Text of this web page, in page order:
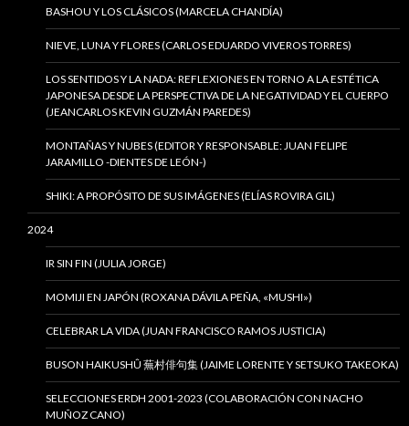
BASHOU Y LOS CLÁSICOS (MARCELA CHANDÍA)
NIEVE, LUNA Y FLORES (CARLOS EDUARDO VIVEROS TORRES)
LOS SENTIDOS Y LA NADA: REFLEXIONES EN TORNO A LA ESTÉTICA
JAPONESA DESDE LA PERSPECTIVA DE LA NEGATIVIDAD Y EL CUERPO
(JEANCARLOS KEVIN GUZMÁN PAREDES)
MONTAÑAS Y NUBES (EDITOR Y RESPONSABLE: JUAN FELIPE
JARAMILLO -DIENTES DE LEÓN-)
SHIKI: A PROPÓSITO DE SUS IMÁGENES (ELÍAS ROVIRA GIL)
2024
IR SIN FIN (JULIA JORGE)
MOMIJI EN JAPÓN (ROXANA DÁVILA PEÑA, «MUSHI»)
CELEBRAR LA VIDA (JUAN FRANCISCO RAMOS JUSTICIA)
BUSON HAIKUSHÛ 蕪村俳句集 (JAIME LORENTE Y SETSUKO TAKEOKA)
SELECCIONES ERDH 2001-2023 (COLABORACIÓN CON NACHO
MUÑOZ CANO)